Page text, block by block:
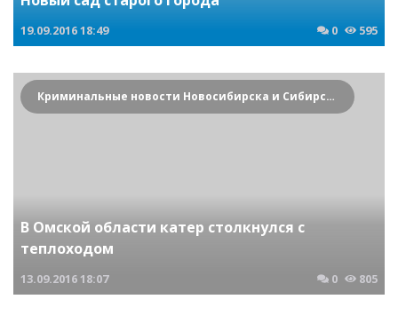
19.09.201618:49 0 595
Криминальные новости Новосибирска и Сибирского региона
В Омской области катер столкнулся с
теплоходом
13.09.201618:07 0 805